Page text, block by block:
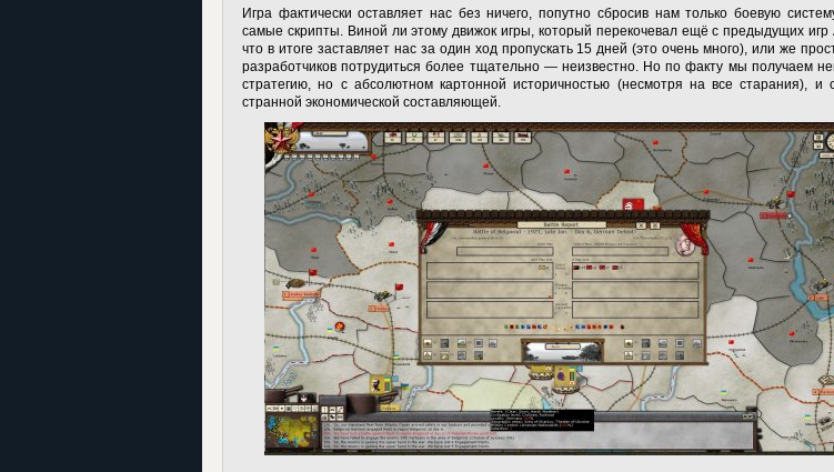
Игра фактически оставляет нас без ничего, попутно сбросив нам только боевую
самые скрипты. Виной ли этому движок игры, который перекочевал ещё с предыдущих игр
что в итоге заставляет нас за один ход пропускать 15 дней (это очень много), или же
разработчиков потрудиться более тщательно — неизвестно. Но по факту мы получаем
стратегию, но с абсолютном картонной историчностью (несмотря на все старания), и
странной экономической составляющей.